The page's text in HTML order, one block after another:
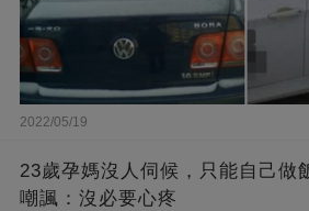
2022/05/19
23歲孕媽沒人伺候，只能自己做
嘲諷：沒必要心疼